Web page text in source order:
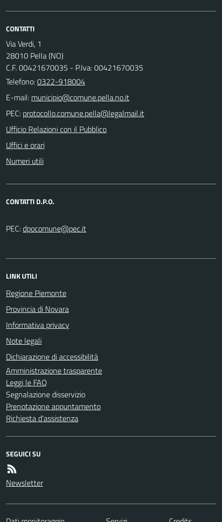
CONTATTI
Via Verdi, 1
28010 Pella (NO)
C.F. 00421670035 - P.Iva: 00421670035
Telefono:0322-918004
E-mail:
PEC:
Ufficio Relazioni con il Pubblico
Uffici e orari
Numeri utili
CONTATTI D.P.O.
PEC:
LINK UTILI
Regione Piemonte
Provincia di Novara
Informativa privacy
Note legali
Dichiarazione di accessibilità
Amministrazione trasparente
Leggi le FAQ
Segnalazione disservizio
Prenotazione appuntamento
Richiesta d'assistenza
SEGUICI SU
Newsletter